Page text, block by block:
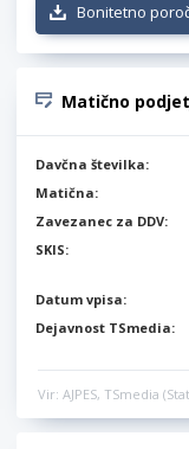
Bonitetno
Matično
Davčna številka:
Matična:
Zavezanec za DDV:
SKIS:
Datum vpisa:
Dejavnost TSmedia:
Vir: AJPES, TSmedia